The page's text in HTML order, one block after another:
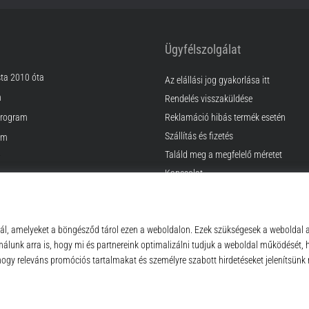
2010 óta
Ügyfélszolgálat
Az elállási jog gyakorlása itt
Rendelés visszaküldése
Reklamáció hibás termék esetén
Szállítás és fizetés
Találd meg a megfelelő méretet
Kapcsolat